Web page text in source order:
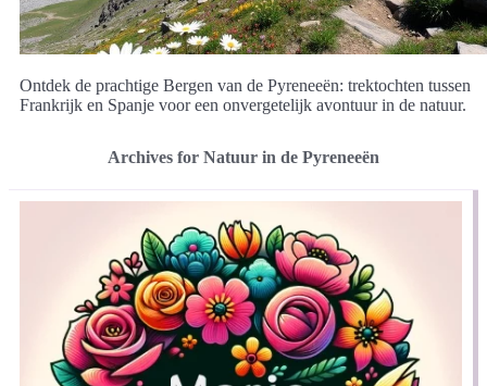
Ontdek de prachtige Bergen van de Pyreneeën: trektochten tussen
Frankrijk en Spanje voor een onvergetelijk avontuur in de natuur.
Archives for Natuur in de Pyreneeën